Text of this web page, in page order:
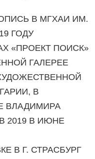
В МГХАИ ИМ.
ГОДУ
«ПРОЕКТ ПОИСК»
ГАЛЕРЕЕ
В
ВЛАДИМИРА
2019 В ИЮНЕ
В Г. СТРАСБУРГ